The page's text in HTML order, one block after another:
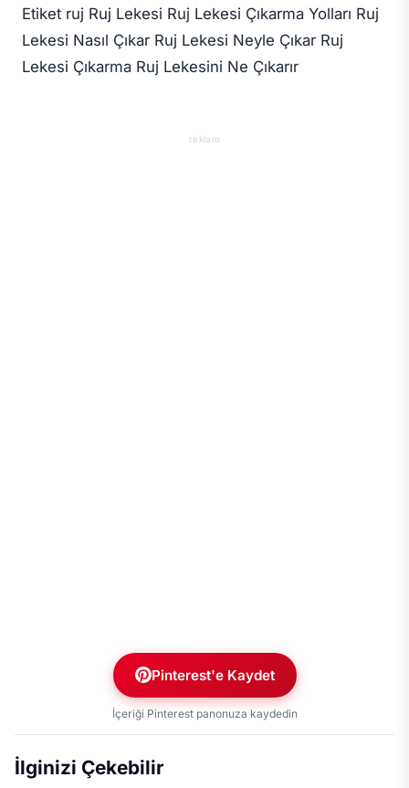
Etiket ruj Ruj Lekesi Ruj Lekesi Çıkarma Yolları Ruj
Lekesi Nasıl Çıkar Ruj Lekesi Neyle Çıkar Ruj
Lekesi Çıkarma Ruj Lekesini Ne Çıkarır
reklam
Pinterest'e Kaydet
İçeriği Pinterest panonuza kaydedin
İlginizi Çekebilir